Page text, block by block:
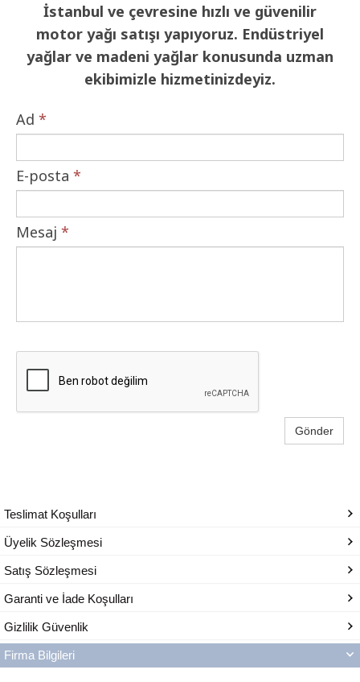
İstanbul ve çevresine hızlı ve güvenilir
motor yağı satışı yapıyoruz. Endüstriyel
yağlar ve madeni yağlar konusunda uzman
ekibimizle hizmetinizdeyiz.
Ad *
E-posta *
Mesaj *
Gönder
Teslimat Koşulları
Üyelik Sözleşmesi
Satış Sözleşmesi
Garanti ve İade Koşulları
Gizlilik Güvenlik
Firma Bilgileri